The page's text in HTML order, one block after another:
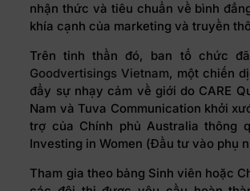
nhận thức và tiêu chuẩn về bình
khía cạnh của marketing và truyền
Trên tinh thần đó, ban tổ chức
Goodvertisings Vietnam, một chiến
đẩy sự nhạy cảm về giới do CARE
Nam và Tuva Communication khởi
trợ của Chính phủ Australia thông
Investing in Women (Đầu tư vào phụ
Tham gia theo bảng Sinh viên hoặc